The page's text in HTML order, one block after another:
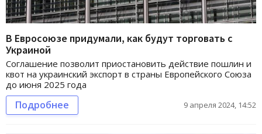
В Евросоюзе придумали, как будут торговать с
Украиной
Соглашение позволит приостановить действие пошлин и
квот на украинский экспорт в страны Европейского Союза
до июня 2025 года
Подробнее 9 апреля 2024, 14:52